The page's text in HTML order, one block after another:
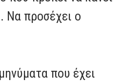
Να προσέχει ο
που έχει